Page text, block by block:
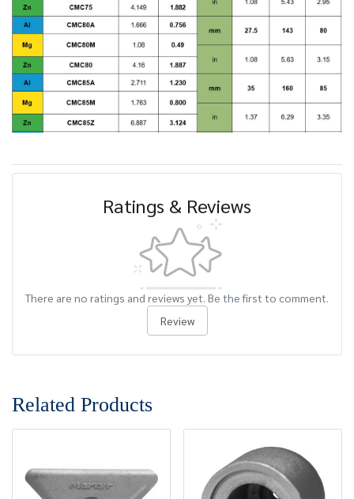
Ratings & Reviews
There are no ratings and reviews yet. Be the first to comment.
Review
Related Products